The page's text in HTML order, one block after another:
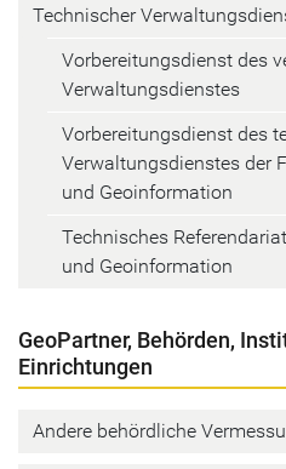
Technischer
Vorbereitungsdienst des
Verwaltungsdienstes
Vorbereitungsdienst des
Verwaltungsdienstes der
und Geoinformation
Technisches
und Geoinformation
GeoPartner, Behörden,
Einrichtungen
Andere behördliche